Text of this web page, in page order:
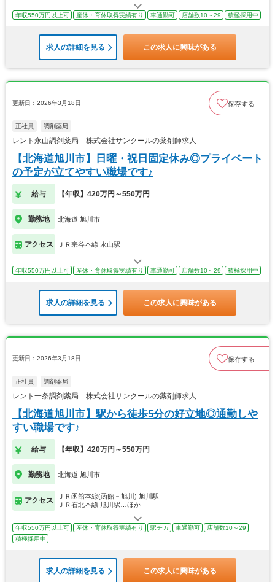
年収550万円以上可 産休・育休取得実績有り 車通勤可 店舗数10～29 積極採用中
求人の詳細を見る この求人に興味がある
更新日：2026年3月18日 保存する
正社員 調剤薬局
レント永山調剤薬局 株式会社サンクールの薬剤師求人
【北海道旭川市】日曜・祝日固定休み◎プライベート
の予定が立てやすい職場です♪
給与 【年収】420万円～550万円
勤務地 北海道 旭川市
アクセス ＪＲ宗谷本線 永山駅
年収550万円以上可 産休・育休取得実績有り 車通勤可 店舗数10～29 積極採用中
求人の詳細を見る この求人に興味がある
更新日：2026年3月18日 保存する
正社員 調剤薬局
レント一条調剤薬局 株式会社サンクールの薬剤師求人
【北海道旭川市】駅から徒歩5分の好立地◎通勤しや
すい職場です♪
給与 【年収】420万円～550万円
勤務地 北海道 旭川市
アクセス
ＪＲ函館本線(函館－旭川) 旭川駅
ＪＲ石北本線 旭川駅…ほか
年収550万円以上可 産休・育休取得実績有り 駅チカ 車通勤可
店舗数10～29
積極採用中
求人の詳細を見る この求人に興味がある